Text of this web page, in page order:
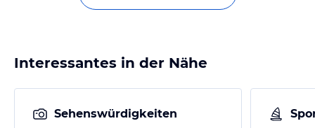
Interessantes in der Nähe
Sehenswürdigkeiten